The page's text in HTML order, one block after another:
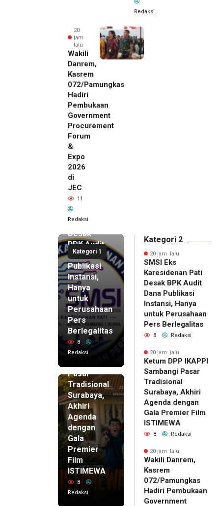
Redaksi
20
jam
lalu
Wakili
Danrem,
Kasrem
072/Pamungkas
Hadiri
Pembukaan
Government
Procurement
Forum
&
Expo
2026
di
JEC
11
Redaksi
Kategori 1
20 jam lalu
SMSI Eks
Karesidenan
Pati
Desak
BPK Audit
Dana
Publikasi
Instansi,
Hanya
untuk
Perusahaan
Pers
Berlegalitas
8
Redaksi
20 jam lalu
Ketum
DPP
IKAPPI
Pasar
Tradisional
Surabaya,
Akhiri
Agenda
dengan
Gala
Premier
Film
ISTIMEWA
8
Redaksi
Kategori 2
20 jam lalu
SMSI Eks
Karesidenan Pati
Desak BPK Audit
Dana Publikasi
Instansi, Hanya
untuk Perusahaan
Pers Berlegalitas
8 Redaksi
20 jam lalu
Ketum DPP IKAPPI
Sambangi Pasar
Tradisional
Surabaya, Akhiri
Agenda dengan
Gala Premier Film
ISTIMEWA
8 Redaksi
20 jam lalu
Wakili Danrem,
Kasrem
072/Pamungkas
Hadiri Pembukaan
Government